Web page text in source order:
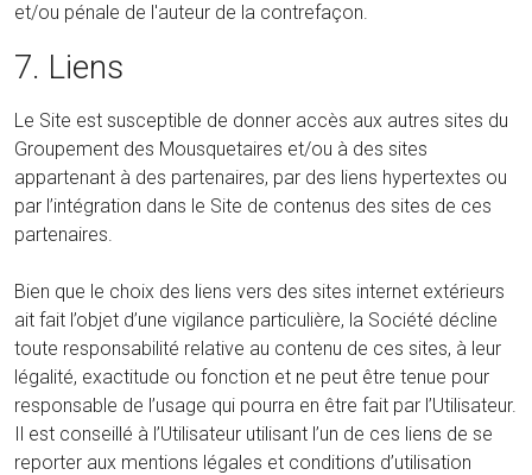
et/ou pénale de l'auteur de la contrefaçon.
7. Liens
Le Site est susceptible de donner accès aux autres sites du
Groupement des Mousquetaires et/ou à des sites
appartenant à des partenaires, par des liens hypertextes ou
par l’intégration dans le Site de contenus des sites de ces
partenaires.
Bien que le choix des liens vers des sites internet extérieurs
ait fait l’objet d’une vigilance particulière, la Société décline
toute responsabilité relative au contenu de ces sites, à leur
légalité, exactitude ou fonction et ne peut être tenue pour
responsable de l’usage qui pourra en être fait par l’Utilisateur.
Il est conseillé à l’Utilisateur utilisant l’un de ces liens de se
reporter aux mentions légales et conditions d’utilisation